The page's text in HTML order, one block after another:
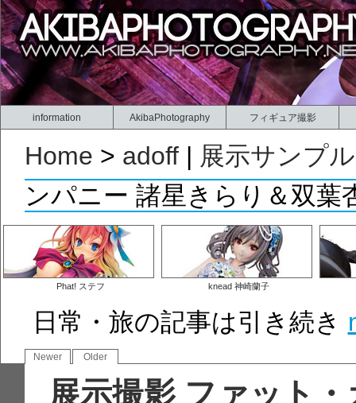
information AkibaPhotography フィギュア撮影
Home > adoff | 展示サンプ
ンパニー 諸星きらり＆双葉
Phat! ステフ knead 神崎蘭子
日常・旅の記事は引き続き
Newer Older
展示撮影 ファット